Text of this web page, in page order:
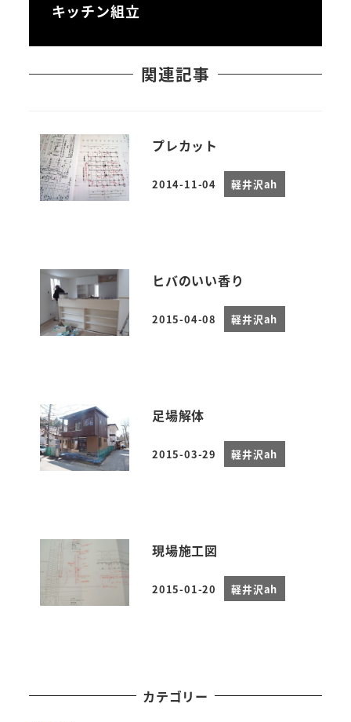
キッチン組立
関連記事
プレカット
投稿日
2014-11-04 軽井沢ah
ヒバのいい香り
投稿日
2015-04-08 軽井沢ah
足場解体
投稿日
2015-03-29 軽井沢ah
現場施工図
投稿日
2015-01-20 軽井沢ah
カテゴリー